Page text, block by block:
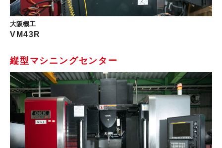
大阪機工
VM43R
縦型マシニングセンター